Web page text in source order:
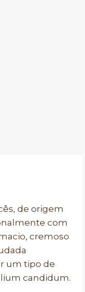
de origem
com
cremoso
um tipo de
candidum.